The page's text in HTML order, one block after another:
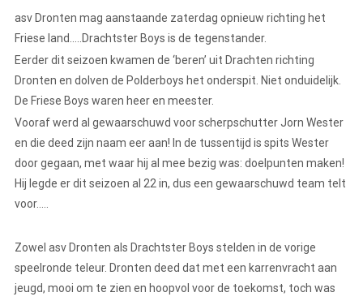
asv Dronten mag aanstaande zaterdag opnieuw richting het
Friese land…..Drachtster Boys is de tegenstander.
Eerder dit seizoen kwamen de ‘beren’ uit Drachten richting
Dronten en dolven de Polderboys het onderspit. Niet onduidelijk.
De Friese Boys waren heer en meester.
Vooraf werd al gewaarschuwd voor scherpschutter Jorn Wester
en die deed zijn naam eer aan! In de tussentijd is spits Wester
door gegaan, met waar hij al mee bezig was: doelpunten maken!
Hij legde er dit seizoen al 22 in, dus een gewaarschuwd team telt
voor…..
Zowel asv Dronten als Drachtster Boys stelden in de vorige
speelronde teleur. Dronten deed dat met een karrenvracht aan
jeugd, mooi om te zien en hoopvol voor de toekomst, toch was